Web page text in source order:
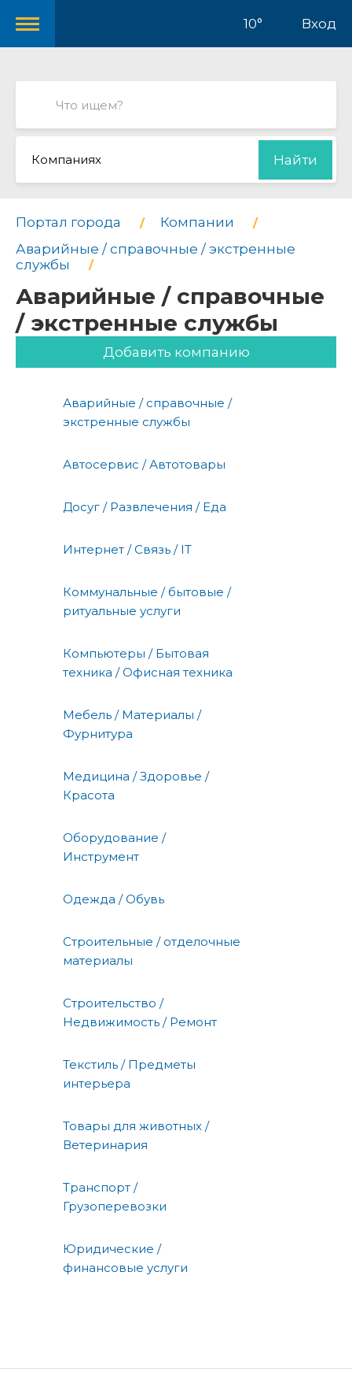
10° Вход
Компаниях Найти
Портал города
Компании
Аварийные / справочные / экстренные
службы
Аварийные / справочные
/ экстренные службы
Добавить компанию
Аварийные / справочные /
экстренные службы
Автосервис / Автотовары
Досуг / Развлечения / Еда
Интернет / Связь / IT
Коммунальные / бытовые /
ритуальные услуги
Компьютеры / Бытовая
техника / Офисная техника
Мебель / Материалы /
Фурнитура
Медицина / Здоровье /
Красота
Оборудование /
Инструмент
Одежда / Обувь
Строительные / отделочные
материалы
Строительство /
Недвижимость / Ремонт
Текстиль / Предметы
интерьера
Товары для животных /
Ветеринария
Транспорт /
Грузоперевозки
Юридические /
финансовые услуги